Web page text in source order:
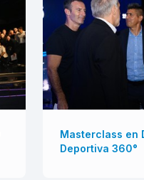
Masterclass en
Deportiva 360°